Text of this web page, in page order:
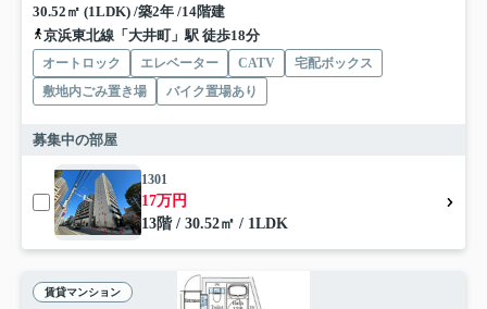
30.52㎡ (1LDK) /築2年 /14階建
京浜東北線「大井町」駅 徒歩18分
オートロック エレベーター CATV
宅配ボックス
敷地内ごみ置き場
バイク置場あり
募集中の部屋
1301
17万円
13階 / 30.52㎡ / 1LDK
賃貸マンション